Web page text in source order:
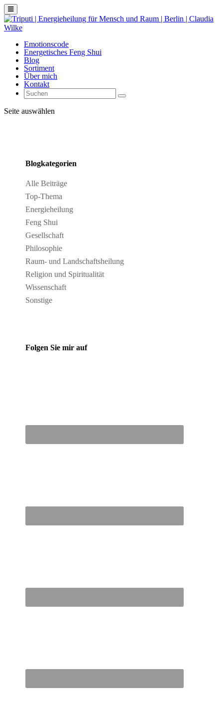
Emotionscode
Energetisches Feng Shui
Blog
Sortiment
Über mich
Kontakt
Seite auswählen
Blogkategorien
Alle Beiträge
Top-Thema
Energieheilung
Feng Shui
Gesellschaft
Philosophie
Raum- und Landschaftsheilung
Religion und Spiritualität
Wissenschaft
Sonstige
Folgen Sie mir auf